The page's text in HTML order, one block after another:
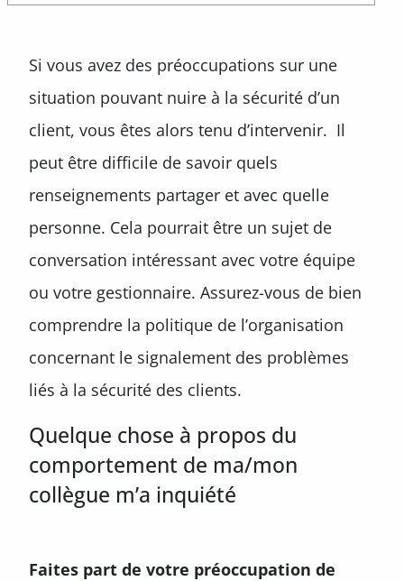
Si vous avez des préoccupations sur une
situation pouvant nuire à la sécurité d’un
client, vous êtes alors tenu d’intervenir. Il
peut être difficile de savoir quels
renseignements partager et avec quelle
personne. Cela pourrait être un sujet de
conversation intéressant avec votre équipe
ou votre gestionnaire. Assurez-vous de bien
comprendre la politique de l’organisation
concernant le signalement des problèmes
liés à la sécurité des clients.
Quelque chose à propos du
comportement de ma/mon
collègue m’a inquiété
Faites part de votre préoccupation de